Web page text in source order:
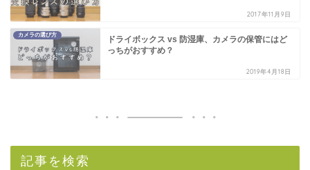
2017年11月9日
カメラの選び方
ドライボックス vs 防湿庫、カメラの保管にはど
っちがおすすめ？
2019年4月18日
記事を検索